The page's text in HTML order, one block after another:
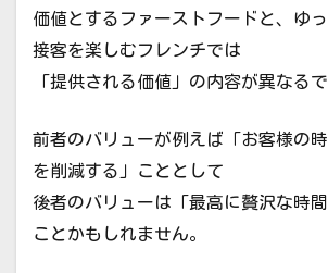
価値とするファーストフードと、ゆ
接客を楽しむフレンチでは
「提供される価値」の内容が異なるで
前者のバリューが例えば「お客様の
を削減する」こととして
後者のバリューは「最高に贅沢な時間
ことかもしれません。